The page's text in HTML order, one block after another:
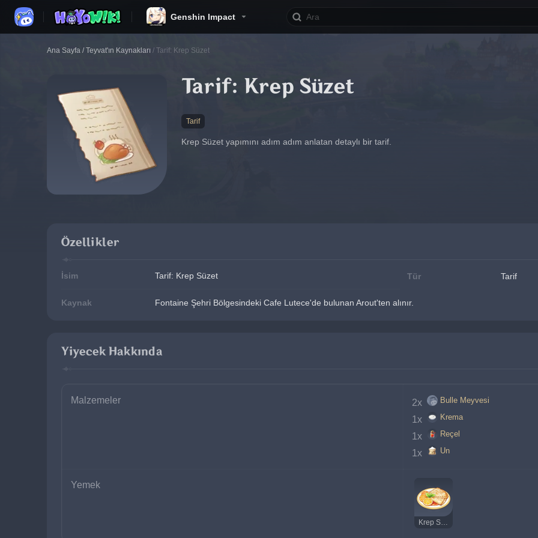
Genshin Impact
Ana Sayfa / Teyvat'ın Kaynakları / Tarif: Krep Süzet
Tarif: Krep Süzet
Tarif
Krep Süzet yapımını adım adım anlatan detaylı bir tarif.
Özellikler
İsim Tarif: Krep Süzet Tür Tarif
Kaynak Fontaine Şehri Bölgesindeki Cafe Lutece'de bulunan Arout'ten alınır.
Yiyecek Hakkında
Malzemeler 2x Bulle Meyvesi
1x Krema
1x Reçel
1x Un
Yemek
Krep Süzet